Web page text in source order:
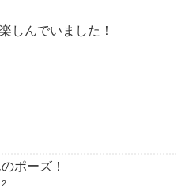
しんでいました！
ポーズ！